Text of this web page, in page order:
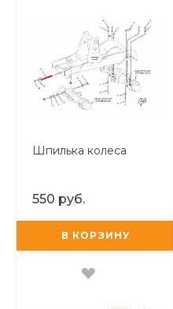
Шпилька колеса
550 руб.
В КОРЗИНУ